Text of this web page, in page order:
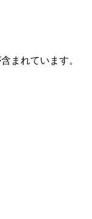
まれています。